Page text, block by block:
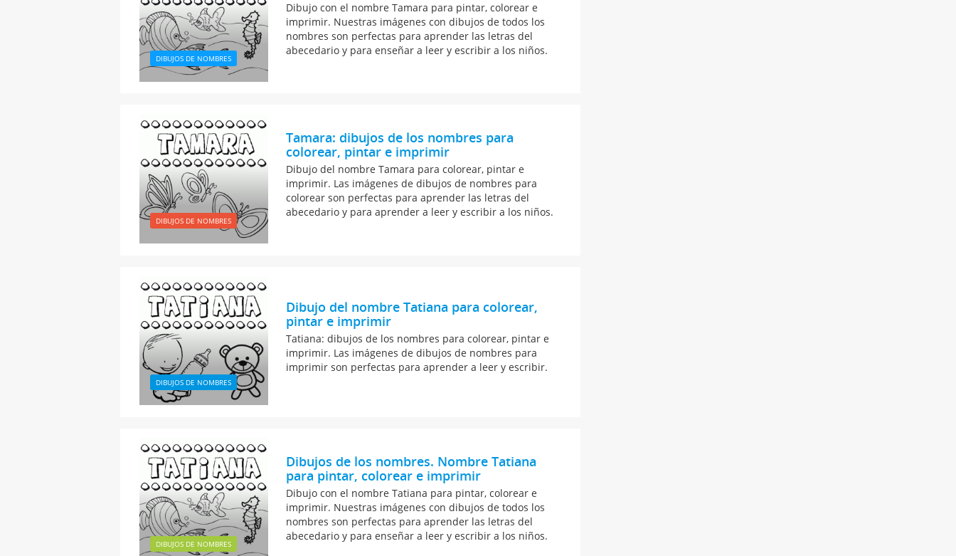
DIBUJOS DE NOMBRES
Dibujo con el nombre Tamara para pintar, colorear e
imprimir. Nuestras imágenes con dibujos de todos los
nombres son perfectas para aprender las letras del
abecedario y para enseñar a leer y escribir a los niños.
DIBUJOS DE NOMBRES
Tamara: dibujos de los nombres para
colorear, pintar e imprimir
Dibujo del nombre Tamara para colorear, pintar e
imprimir. Las imágenes de dibujos de nombres para
colorear son perfectas para aprender las letras del
abecedario y para aprender a leer y escribir a los niños.
DIBUJOS DE NOMBRES
Dibujo del nombre Tatiana para colorear,
pintar e imprimir
Tatiana: dibujos de los nombres para colorear, pintar e
imprimir. Las imágenes de dibujos de nombres para
imprimir son perfectas para aprender a leer y escribir.
DIBUJOS DE NOMBRES
Dibujos de los nombres. Nombre Tatiana
para pintar, colorear e imprimir
Dibujo con el nombre Tatiana para pintar, colorear e
imprimir. Nuestras imágenes con dibujos de todos los
nombres son perfectas para aprender las letras del
abecedario y para enseñar a leer y escribir a los niños.